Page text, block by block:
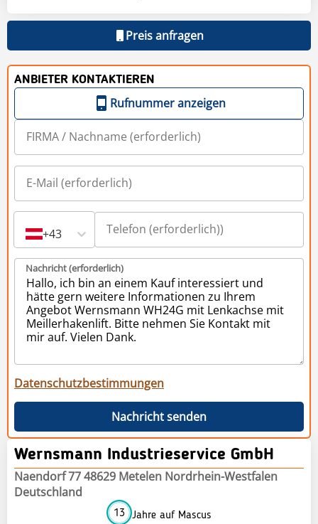
Preis anfragen
ANBIETER KONTAKTIEREN
Rufnummer anzeigen
+43
Nachricht (erforderlich)
Datenschutzbestimmungen
Nachricht senden
Wernsmann Industrieservice GmbH
Naendorf 77 48629 Metelen Nordrhein-Westfalen
Deutschland
13 Jahre auf Mascus